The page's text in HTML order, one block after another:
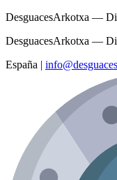
DesguacesArkotxa —
DesguacesArkotxa —
España |